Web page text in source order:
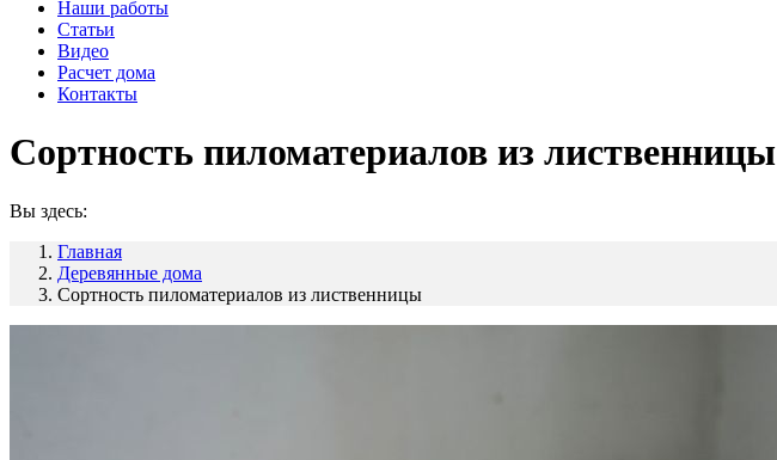
Наши работы
Статьи
Видео
Расчет дома
Контакты
Сортность пиломатериалов из лиственницы
Вы здесь:
Главная
Деревянные дома
Сортность пиломатериалов из лиственницы